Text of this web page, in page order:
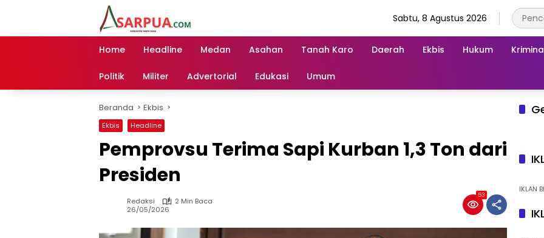
Sabtu, 8 Agustus 2026
Home Headline Medan Asahan Tanah Karo Daerah Ekbis Hukum
Politik Militer Advertorial Edukasi Umum
Beranda Ekbis
Ekbis Headline
Pemprovsu Terima Sapi Kurban 1,3 Ton dari
Presiden
Redaksi
2 Min Baca
26/05/2026
53
IKLAN BI